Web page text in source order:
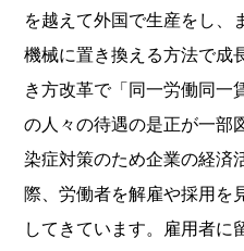
を越えて外国で生産をし、
機械に置き換える方法で成
き方改革で「同一労働同一
の人々の待遇の是正が一部
染症対策のため企業の経済
際、労働者を解雇や採用を
してきています。雇用者に